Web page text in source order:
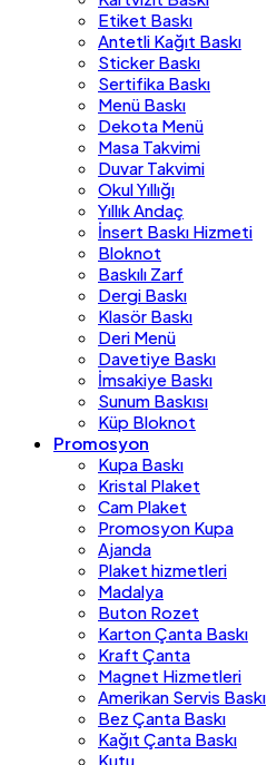
Etiket Baskı
Antetli Kağıt Baskı
Sticker Baskı
Sertifika Baskı
Menü Baskı
Dekota Menü
Masa Takvimi
Duvar Takvimi
Okul Yıllığı
Yıllık Andaç
İnsert Baskı Hizmeti
Bloknot
Baskılı Zarf
Dergi Baskı
Klasör Baskı
Deri Menü
Davetiye Baskı
İmsakiye Baskı
Sunum Baskısı
Küp Bloknot
Promosyon
Kupa Baskı
Kristal Plaket
Cam Plaket
Promosyon Kupa
Ajanda
Plaket hizmetleri
Madalya
Buton Rozet
Karton Çanta Baskı
Kraft Çanta
Magnet Hizmetleri
Amerikan Servis Baskı
Bez Çanta Baskı
Kağıt Çanta Baskı
Kutu